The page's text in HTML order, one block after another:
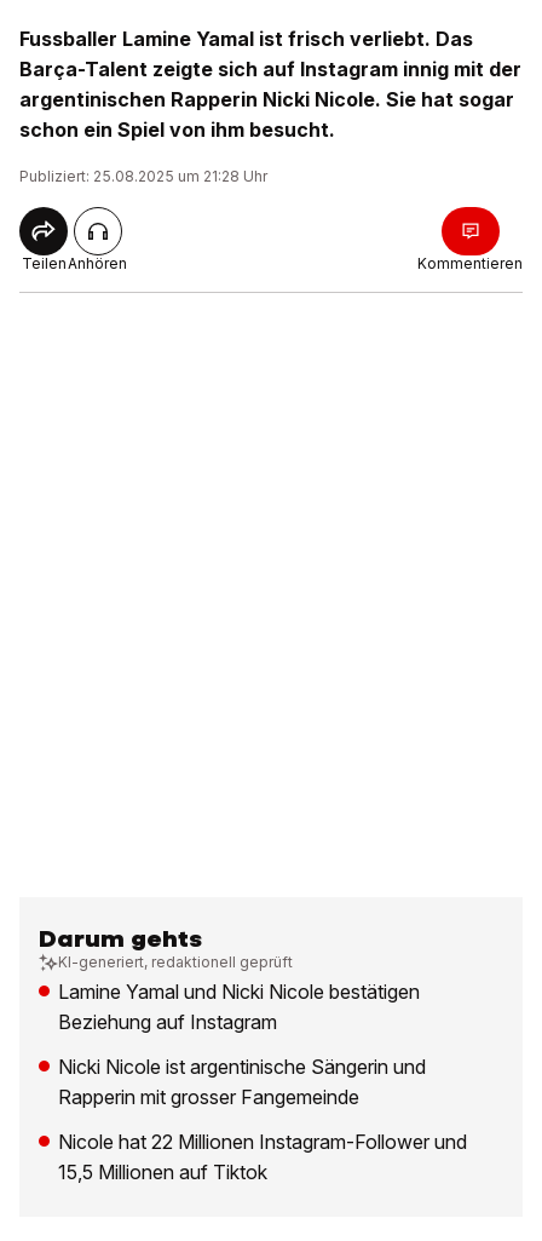
Fussballer Lamine Yamal ist frisch verliebt. Das
Barça-Talent zeigte sich auf Instagram innig mit der
argentinischen Rapperin Nicki Nicole. Sie hat sogar
schon ein Spiel von ihm besucht.
Publiziert: 25.08.2025 um 21:28 Uhr
TeilenAnhören Kommentieren
Darum gehts
KI-generiert, redaktionell geprüft
Lamine Yamal und Nicki Nicole bestätigen
Beziehung auf Instagram
Nicki Nicole ist argentinische Sängerin und
Rapperin mit grosser Fangemeinde
Nicole hat 22 Millionen Instagram-Follower und
15,5 Millionen auf Tiktok